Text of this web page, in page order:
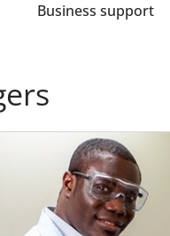
Business support